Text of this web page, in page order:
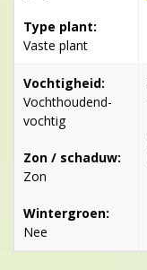
Type plant:
Vaste plant
Vochtigheid:
Vochthoudend-
vochtig
Zon / schaduw:
Zon
Wintergroen:
Nee